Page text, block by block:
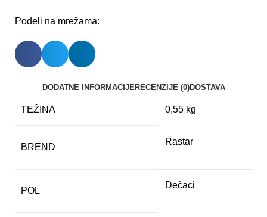
Podeli na mrežama:
DODATNE INFORMACIJE RECENZIJE (0)DOSTAVA
TEŽINA 0,55 kg
BREND
Rastar
POL
Dečaci